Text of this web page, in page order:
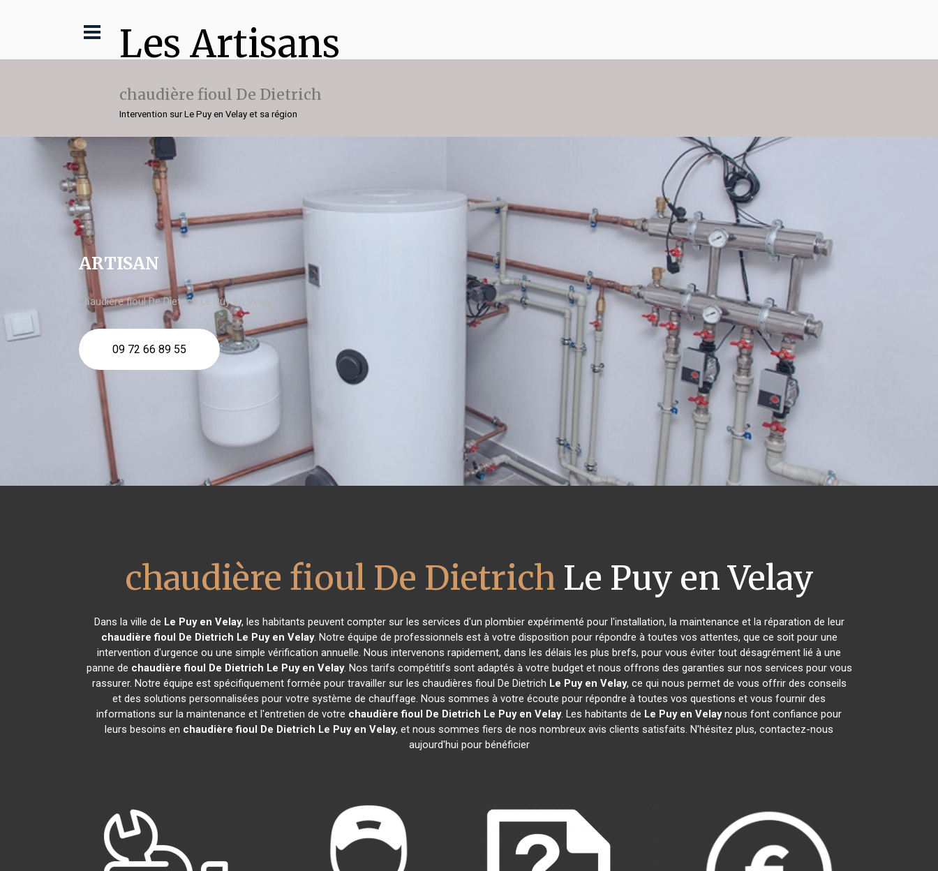
Les Artisans
chaudière fioul De Dietrich
Intervention sur Le Puy en Velay et sa région
ARTISAN
chaudière fioul De Dietrich Le Puy en Velay
09 72 66 89 55
chaudière fioul De Dietrich Le Puy en Velay
Dans la ville de Le Puy en Velay, les habitants peuvent compter sur les services d'un plombier expérimenté pour l'installation, la maintenance et la réparation de leur
chaudière fioul De Dietrich Le Puy en Velay. Notre équipe de professionnels est à votre disposition pour répondre à toutes vos attentes, que ce soit pour une
intervention d'urgence ou une simple vérification annuelle. Nous intervenons rapidement, dans les délais les plus brefs, pour vous éviter tout désagrément lié à une
panne de chaudière fioul De Dietrich Le Puy en Velay. Nos tarifs compétitifs sont adaptés à votre budget et nous offrons des garanties sur nos services pour vous
rassurer. Notre équipe est spécifiquement formée pour travailler sur les chaudières fioul De Dietrich Le Puy en Velay, ce qui nous permet de vous offrir des conseils
et des solutions personnalisées pour votre système de chauffage. Nous sommes à votre écoute pour répondre à toutes vos questions et vous fournir des
informations sur la maintenance et l'entretien de votre chaudière fioul De Dietrich Le Puy en Velay. Les habitants de Le Puy en Velaynous font confiance pour
leurs besoins en chaudière fioul De Dietrich Le Puy en Velay, et nous sommes fiers de nos nombreux avis clients satisfaits. N'hésitez plus, contactez-nous
aujourd'hui pour bénéficier